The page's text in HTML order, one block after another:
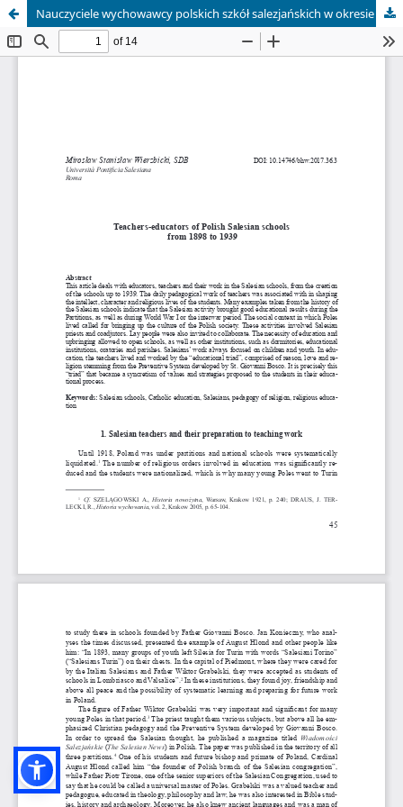
Nauczyciele wychowawcy polskich szkół salezjańskich w okresie od 1898 do 1939 roku